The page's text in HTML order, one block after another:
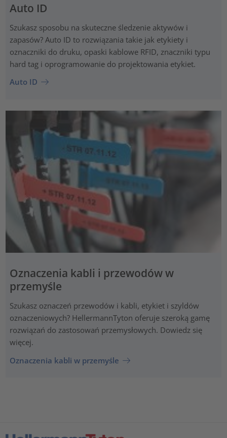
Auto ID
Szukasz sposobu na skuteczne śledzenie aktywów i
zapasów? Auto ID to rozwiązania takie jak etykiety i
oznaczniki do druku, opaski kablowe RFID, znaczniki typu
hard tag i oprogramowanie do projektowania etykiet.
Auto ID
Oznaczenia kabli i przewodów w
przemyśle
Szukasz oznaczeń przewodów i kabli, etykiet i szyldów
oznaczeniowych? HellermannTyton oferuje szeroką gamę
rozwiązań do zastosowań przemysłowych. Dowiedz się
więcej.
Oznaczenia kabli w przemyśle